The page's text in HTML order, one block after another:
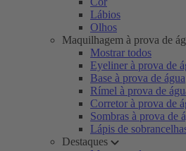
Lábios
Olhos
Maquilhagem à prova de
Mostrar todos
Eyeliner à prova de
Base à prova de água
Rímel à prova de
Corretor à prova de
Sombras à prova de
Lápis de
Destaques